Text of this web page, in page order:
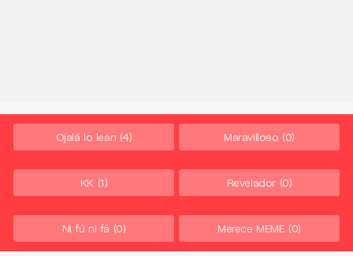
Ojalá lo lean (4) Maravilloso (0)
KK (1) Revelador (0)
Ni fú ni fá (0) Merece MEME (0)